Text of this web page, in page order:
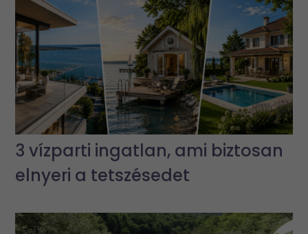
3 vízparti ingatlan, ami biztosan
elnyeri a tetszésedet